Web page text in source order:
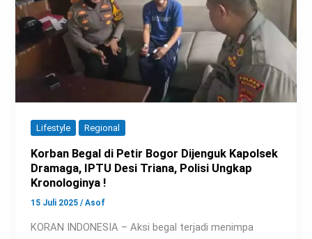
Lifestyle Regional
Korban Begal di Petir Bogor Dijenguk Kapolsek
Dramaga, IPTU Desi Triana, Polisi Ungkap
Kronologinya !
15 Juli 2025/Asof
KORAN INDONESIA – Aksi begal terjadi menimpa